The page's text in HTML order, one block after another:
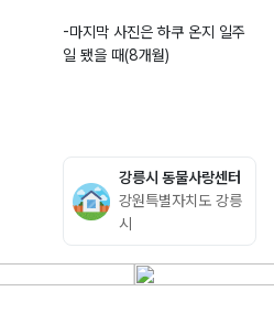
-마지막 사진은 하쿠 온지 일주
일 됐을 때(8개월)
강릉시 동물사랑센터
강원특별자치도 강릉
시